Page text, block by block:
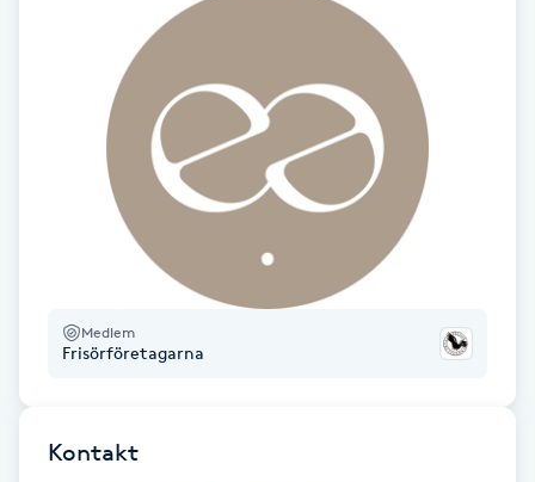
Hårbottenbehandling
Hårförlängning
Medlem
Frisörföretagarna
Kontakt